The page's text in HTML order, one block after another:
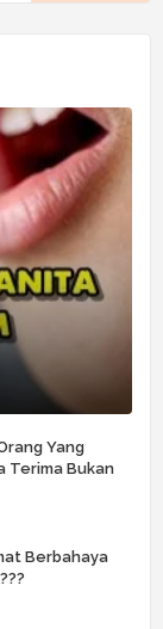
Yang
Terima Bukan
Berbahaya